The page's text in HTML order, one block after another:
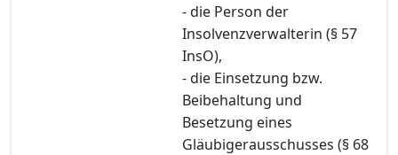
- die Person der
Insolvenzverwalterin (§ 57
InsO),
- die Einsetzung bzw.
Beibehaltung und
Besetzung eines
Gläubigerausschusses (§ 68